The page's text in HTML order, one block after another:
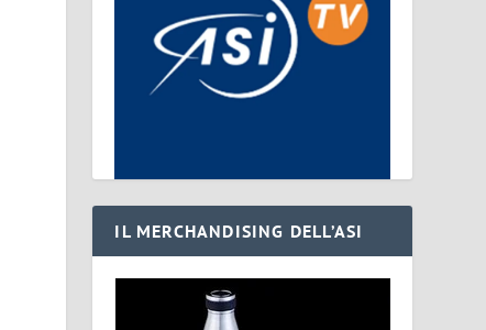
IL MERCHANDISING DELL’ASI